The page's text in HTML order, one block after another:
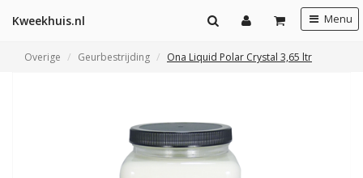
Kweekhuis.nl Menu
Overige Geurbestrijding Ona Liquid Polar Crystal 3,65 ltr